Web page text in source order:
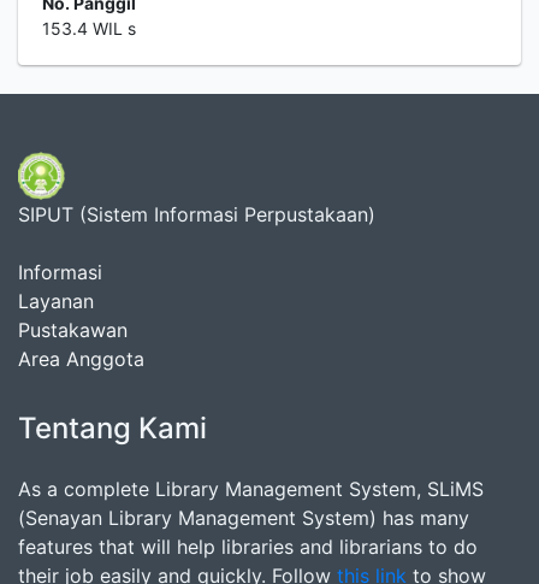
153.4 WIL s
SIPUT (Sistem Informasi Perpustakaan)
Informasi
Layanan
Pustakawan
Area Anggota
Tentang Kami
As a complete Library Management System, SLiMS
(Senayan Library Management System) has many
features that will help libraries and librarians to do
their job easily and quickly. Follow this link to show